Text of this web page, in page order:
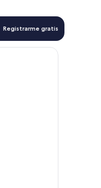
Registrarme gratis